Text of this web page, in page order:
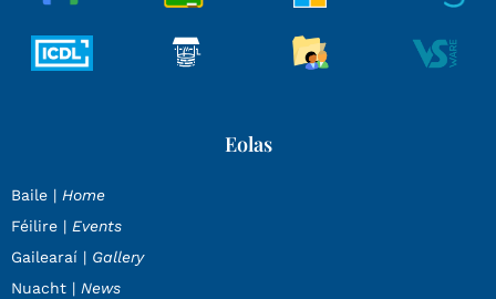
Eolas
Baile | Home
Féilire | Events
Gailearaí | Gallery
Nuacht | News